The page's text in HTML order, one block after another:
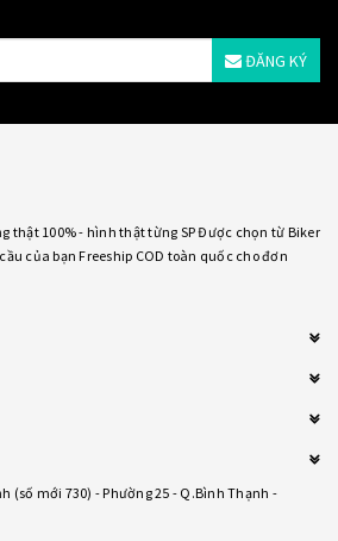
ĐĂNG KÝ
thật 100% - hình thật từng SP Được chọn từ Biker
của bạn Freeship COD toàn quốc cho đơn
(số mới 730) - Phường 25 - Q.Bình Thạnh -